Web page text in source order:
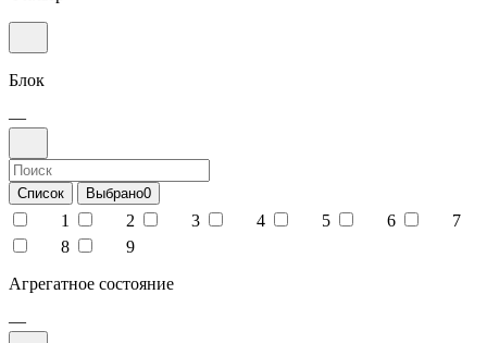
Блок
—
Список Выбрано0
1 2 3 4 5 6
7
8
9
Агрегатное состояние
—